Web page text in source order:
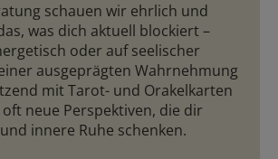
schauen wir ehrlich und
was dich aktuell blockiert –
oder auf seelischer
ausgeprägten Wahrnehmung
mit Tarot- und Orakelkarten
neue Perspektiven, die dir
innere Ruhe schenken.